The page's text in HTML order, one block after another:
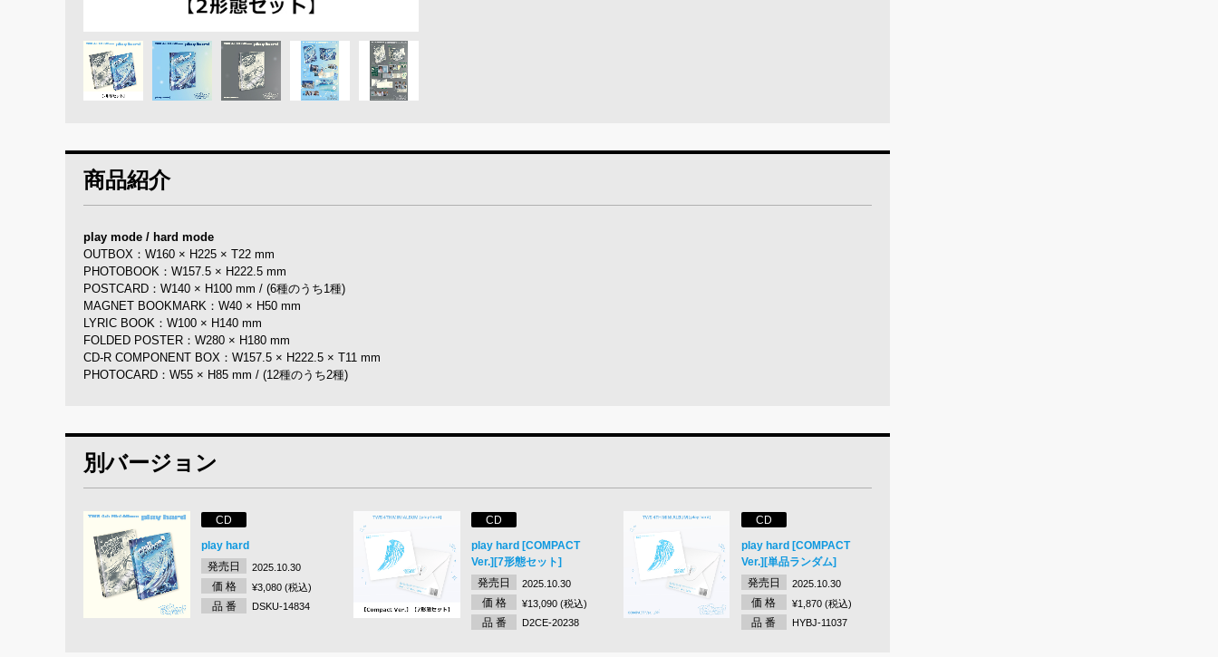
商品紹介
play mode / hard mode
OUTBOX：W160 × H225 × T22 mm
PHOTOBOOK：W157.5 × H222.5 mm
POSTCARD：W140 × H100 mm / (6種のうち1種)
MAGNET BOOKMARK：W40 × H50 mm
LYRIC BOOK：W100 × H140 mm
FOLDED POSTER：W280 × H180 mm
CD-R COMPONENT BOX：W157.5 × H222.5 × T11 mm
PHOTOCARD：W55 × H85 mm / (12種のうち2種)
別バージョン
CD
play hard
発売日
2025.10.30
価 格 ¥3,080 (税込)
品 番 DSKU-14834
CD
play hard [COMPACT
Ver.][7形態セット]
発売日
2025.10.30
価 格 ¥13,090 (税込)
品 番 D2CE-20238
CD
play hard [COMPACT
Ver.][単品ランダム]
発売日
2025.10.30
価 格 ¥1,870 (税込)
品 番 HYBJ-11037